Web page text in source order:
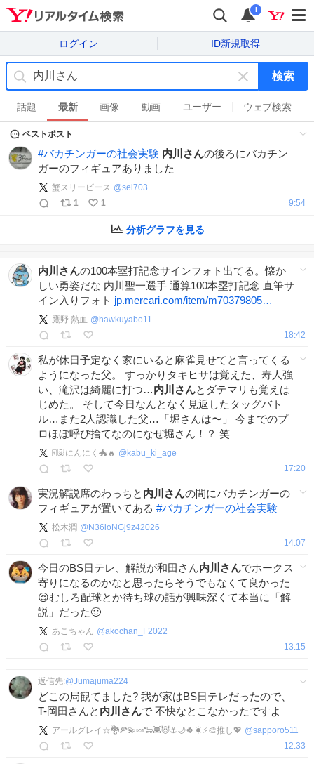
i
ログイン ID新規取得
キ
ー
ワ
ド
検索
話題 最新 画像 動画 ユーザー ウェブ検索
ベストポスト
#バカチンガーの社会実験 内川さんの後ろにバカチン
ガーのフィギュアありました
蟹スリーピース @sei703
1
1 9:54
分析グラフを見る
内川さんの100本塁打記念サインフォト出てる。懐か
しい勇姿だな 内川聖一選手 通算100本塁打記念 直筆サ
イン入りフォト jp.mercari.com/item/m70379805…
鷹野 熱血 @ hawkuyabo11
18:42
私が休日予定なく家にいると麻雀見せてと言ってくる
ようになった父。 すっかりタキヒサは覚えた、寿人強
い、滝沢は綺麗に打つ…内川さんとダテマリも覚えは
じめた。 そして今日なんとなく見返したタッグバト
ル…また2人認識した父…「堀さんは〜」 今までのプ
ロほぼ呼び捨てなのになぜ堀さん！？ 笑
🀄️🐷にんにく🐲🔥 @ kabu_ki_age
17:20
実況解説席のわっちと 内川さんの間にバカチンガーの
フィギュアが置いてある #バカチンガーの社会実験
松木潤 @ N36ioNGj9z42026
14:07
今日のBS日テレ、解説が和田さん内川さんでホークス
寄りになるのかなと思ったらそうでもなくて良かった
😌むしろ配球とか待ち球の話が興味深くて本当に「解
説」だった🙂
あこちゃん @akochan_F2022
13:15
返信先:@Jumajuma224
どこの局観てました? 我が家はBS日テレだったので、
T-岡田さんと 内川さんで 不快なとこなかったですよ
アールグレイ☆🐉🍕💫🍬🐑👾😈⚓️🌙🍀☀⚡🎨推し💖 @sapporo511
12:33